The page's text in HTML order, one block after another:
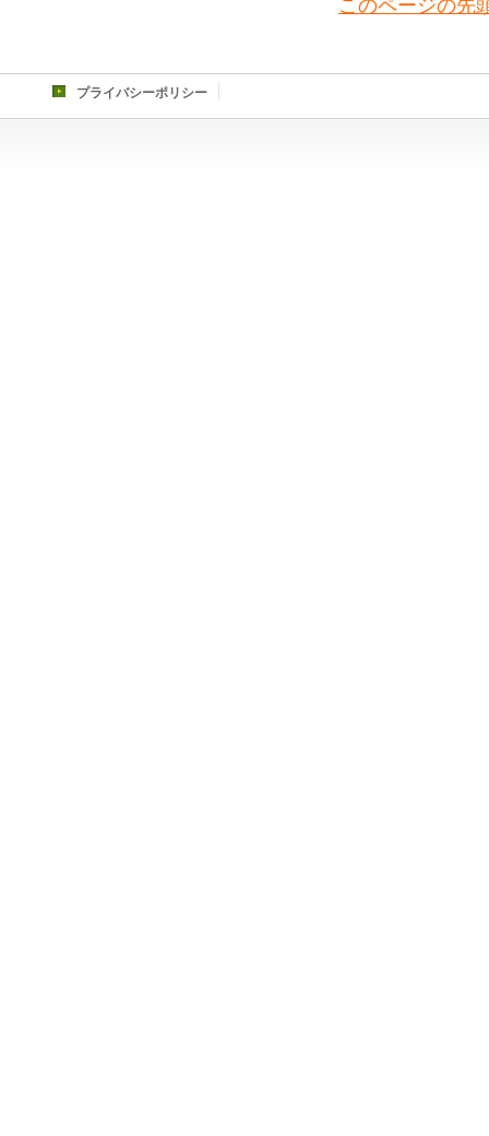
このページの先
プライバシーポリシー